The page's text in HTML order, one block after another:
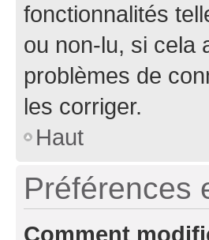
fonctionnalités
ou non-lu, si cela
problèmes de
les corriger.
Haut
Préférences
Comment